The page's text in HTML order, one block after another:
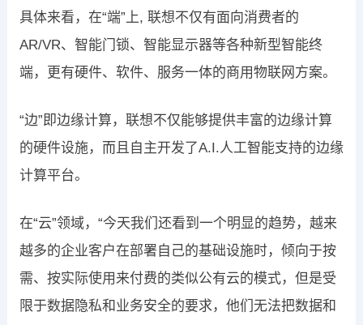
具体来看，在“端”上, 联想不仅有面向消费者的
AR/VR、智能门锁、智能显示器等各种新型智能终
端，更有硬件、软件、服务一体的商用物联网方案。
“边”即边缘计算，联想不仅能够提供丰富的边缘计算
的硬件设施，而且自主开发了A.I.人工智能支持的边缘
计算平台。
在“云”领域，“今天我们还看到一个明显的趋势，越来
越多的企业客户在部署自己的基础设施时，倾向于按
需、按实际使用来付费的类似公有云的模式，但是受
限于数据隐私和业务安全的要求，他们无法把数据和